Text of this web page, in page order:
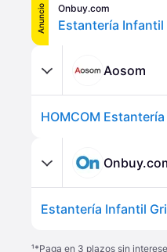
Anuncio Onbuy.com
Estantería
Aosom
Estantería Infantil
¹*Paga en 3 plazos sin